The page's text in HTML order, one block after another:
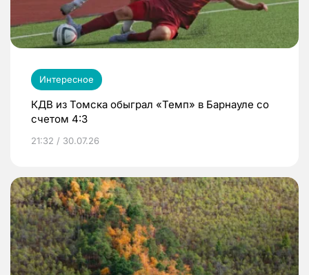
Интересное
КДВ из Томска обыграл «Темп» в Барнауле со
счетом 4:3
21:32 / 30.07.26